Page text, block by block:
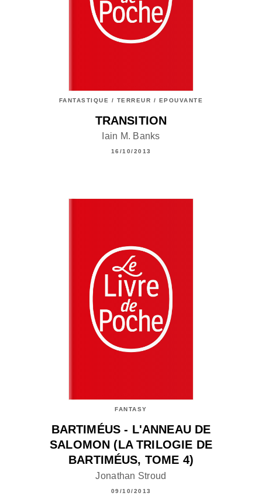
FANTASTIQUE / TERREUR / EPOUVANTE
TRANSITION
Iain M. Banks
16/10/2013
FANTASY
BARTIMÉUS - L'ANNEAU DE
SALOMON (LA TRILOGIE DE
BARTIMÉUS, TOME 4)
Jonathan Stroud
09/10/2013